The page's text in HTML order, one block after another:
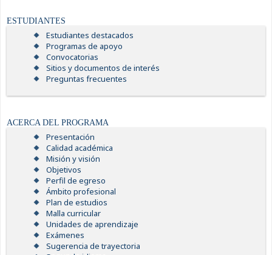
ESTUDIANTES
Estudiantes destacados
Programas de apoyo
Convocatorias
Sitios y documentos de interés
Preguntas frecuentes
ACERCA DEL PROGRAMA
Presentación
Calidad académica
Misión y visión
Objetivos
Perfil de egreso
Ámbito profesional
Plan de estudios
Malla curricular
Unidades de aprendizaje
Exámenes
Sugerencia de trayectoria